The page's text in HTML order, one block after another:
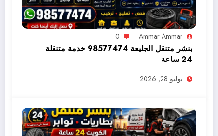
Ammar Ammar
0
بنشر متنقل الجليعة 98577474 خدمة متنقلة
24 ساعة
يوليو 28, 2026